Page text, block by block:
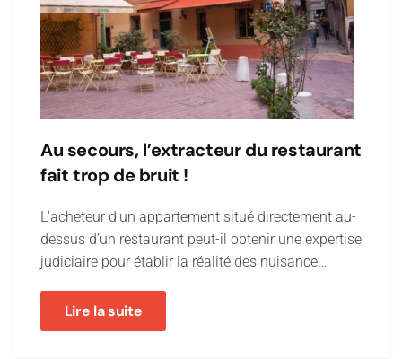
Au secours, l’extracteur du restaurant
fait trop de bruit !
L'acheteur d'un appartement situé directement au-
dessus d’un restaurant peut-il obtenir une expertise
judiciaire pour établir la réalité des nuisance…
Lire la suite